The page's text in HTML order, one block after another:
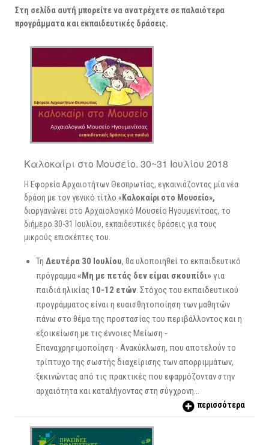
ΑΡΧΑΙΟΛΟΓΙΚΟΙ ΧΩΡΟΙ
Στη σελίδα αυτή μπορείτε να ανατρέχετε σε παλαιότερα
προγράμματα και εκπαιδευτικές δράσεις.
Καλοκαίρι στο Μουσείο. 30~31 Ιουλίου 2018
Η Εφορεία Αρχαιοτήτων Θεσπρωτίας, εγκαινιάζοντας μία νέα
δράση με τον γενικό τίτλο « Καλοκαίρι στο Μουσείο»,
διοργανώνει στο Αρχαιολογικό Μουσείο Ηγουμενίτσας, το
διήμερο 30-31 Ιουλίου, εκπαιδευτικές δράσεις για τους
μικρούς επισκέπτες του.
Τη Δευτέρα 30 Ιουλίου, θα υλοποιηθεί το εκπαιδευτικό
πρόγραμμα«Μη με πετάς δεν είμαι σκουπίδι» για
παιδιά ηλικίας 10-12 ετών. Στόχος του εκπαιδευτικού
προγράμματος είναι η ευαισθητοποίηση των μαθητών
πάνω στο θέμα της προστασίας του περιβάλλοντος και η
εξοικείωση με τις έννοιες Μείωση -
Επαναχρησιμοποίηση - Ανακύκλωση, που αποτελούν το
τρίπτυχο της σωστής διαχείρισης των απορριμμάτων,
ξεκινώντας από τις πρακτικές που εφαρμόζονταν στην
αρχαιότητα και καταλήγοντας στη σύγχρονη…
περισσότερα